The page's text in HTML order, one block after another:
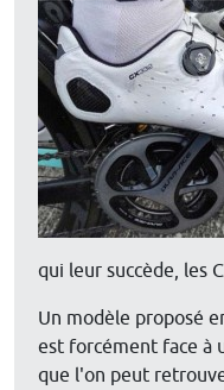
qui leur succède, les
Un modèle proposé
est forcément face à
que l'on peut